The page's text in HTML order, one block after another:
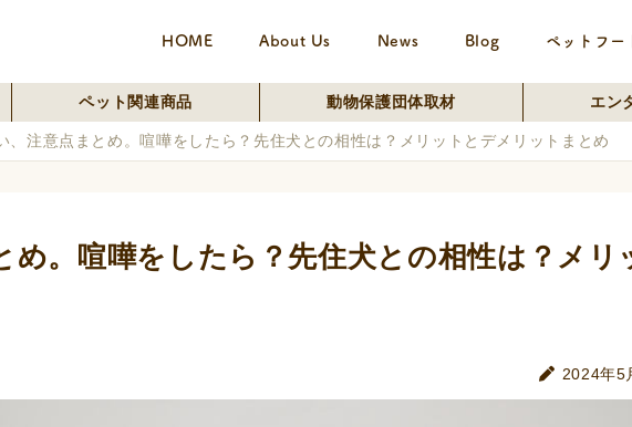
HOME About Us News Blog ペットフー
ペット関連商品 動物保護団体取材 エン
、注意点まとめ。喧嘩をしたら？先住犬との相性は？メリットとデメリットまとめ
め。喧嘩をしたら？先住犬との相性は？メリ
2024年5